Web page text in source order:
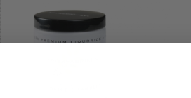
iSi. Gourmet whips
till espumas, för aptitretare, varma